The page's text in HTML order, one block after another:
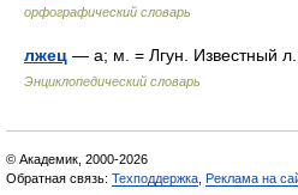
орфографический словарь
лжец — а; м. = Лгун. Известный
Энциклопедический словарь
© Академик, 2000-2026
Обратная связь: Техподдержка Реклама на